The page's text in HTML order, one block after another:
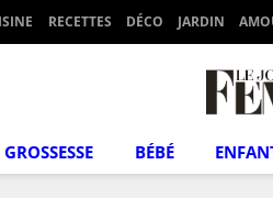
RECETTES DÉCO JARDIN
GROSSESSE BÉBÉ